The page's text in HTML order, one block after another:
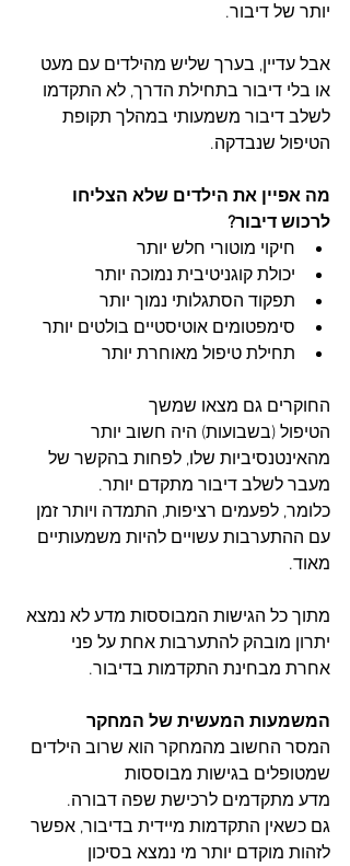
יותר של דיבור.
אבל עדיין, בערך שליש מהילדים עם מעט
או בלי דיבור בתחילת הדרך, לא התקדמו
לשלב דיבור משמעותי במהלך תקופת
הטיפול שנבדקה.​
מה אפיין את הילדים שלא הצליחו
לרכוש דיבור?
חיקוי מוטורי חלש יותר
יכולת קוגניטיבית נמוכה יותר
תפקוד הסתגלותי נמוך יותר
סימפטומים אוטיסטיים בולטים יותר
תחילת טיפול מאוחרת יותר
החוקרים גם מצאו שמשך
הטיפול (בשבועות) היה חשוב יותר
מהאינטנסיביות שלו, לפחות בהקשר של
מעבר לשלב דיבור מתקדם יותר.​
כלומר, לפעמים רציפות, התמדה ויותר זמן
עם ההתערבות עשויים להיות משמעותיים
מאוד.
מתוך כל הגישות המבוססות מדע לא נמצא
יתרון מובהק להתערבות אחת על פני
אחרת מבחינת התקדמות בדיבור.​
המשמעות המעשית של המחקר
המסר החשוב מהמחקר הוא שרוב הילדים
שמטופלים בגישות מבוססות
מדע מתקדמים לרכישת שפה דבורה.
גם כשאין התקדמות מיידית בדיבור, אפשר
לזהות מוקדם יותר מי נמצא בסיכון